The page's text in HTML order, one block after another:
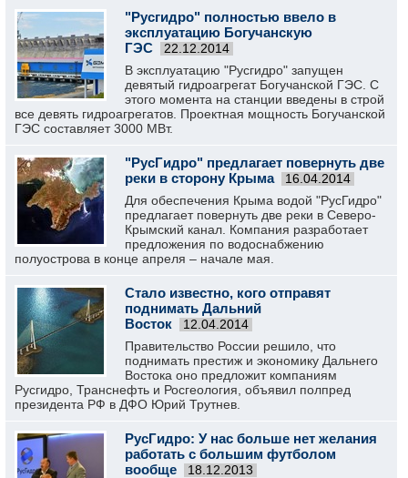
"Русгидро" полностью ввело в
эксплуатацию Богучанскую
ГЭС
22.12.2014
В эксплуатацию "Русгидро" запущен
девятый гидроагрегат Богучанской ГЭС. С
этого момента на станции введены в строй
все девять гидроагрегатов. Проектная мощность Богучанской
ГЭС составляет 3000 МВт.
"РусГидро" предлагает повернуть две
реки в сторону Крыма
16.04.2014
Для обеспечения Крыма водой "РусГидро"
предлагает повернуть две реки в Северо-
Крымский канал. Компания разработает
предложения по водоснабжению
полуострова в конце апреля – начале мая.
Стало известно, кого отправят
поднимать Дальний
Восток
12.04.2014
Правительство России решило, что
поднимать престиж и экономику Дальнего
Востока оно предложит компаниям
Русгидро, Транснефть и Росгеология, объявил полпред
президента РФ в ДФО Юрий Трутнев.
РусГидро: У нас больше нет желания
работать с большим футболом
вообще
18.12.2013